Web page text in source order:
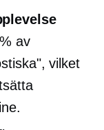
av
vilket